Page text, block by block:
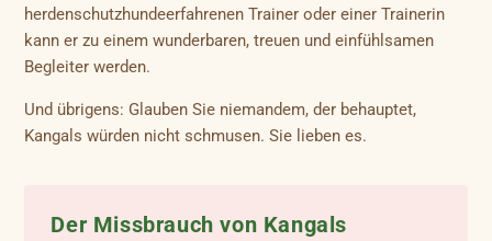
herdenschutzhundeerfahrenen Trainer oder einer Trainerin
kann er zu einem wunderbaren, treuen und einfühlsamen
Begleiter werden.
Und übrigens: Glauben Sie niemandem, der behauptet,
Kangals würden nicht schmusen. Sie lieben es.
Der Missbrauch von Kangals